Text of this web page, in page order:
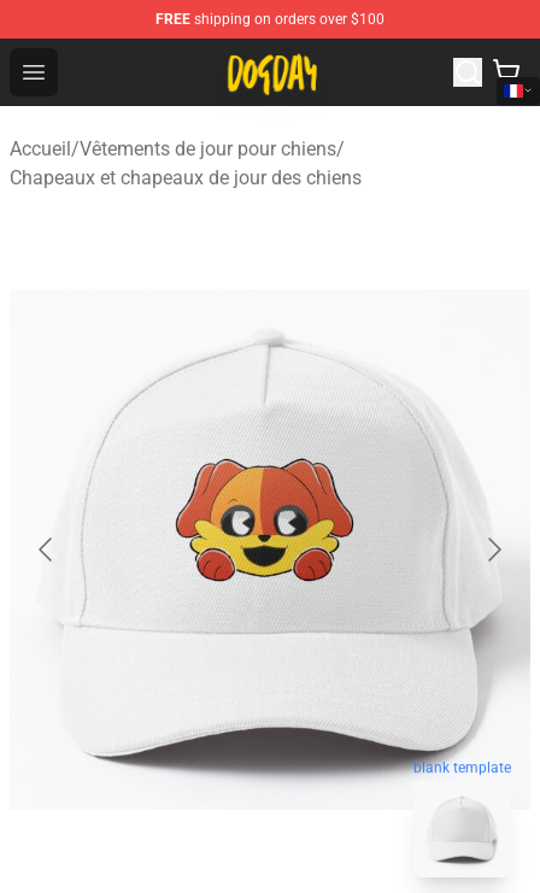
FREE shipping on orders over $100
Open menu
DogDay Store - Official DogDay Merchandise Shop
Accueil/Vêtements de jour pour chiens/
Chapeaux et chapeaux de jour des chiens
blank template